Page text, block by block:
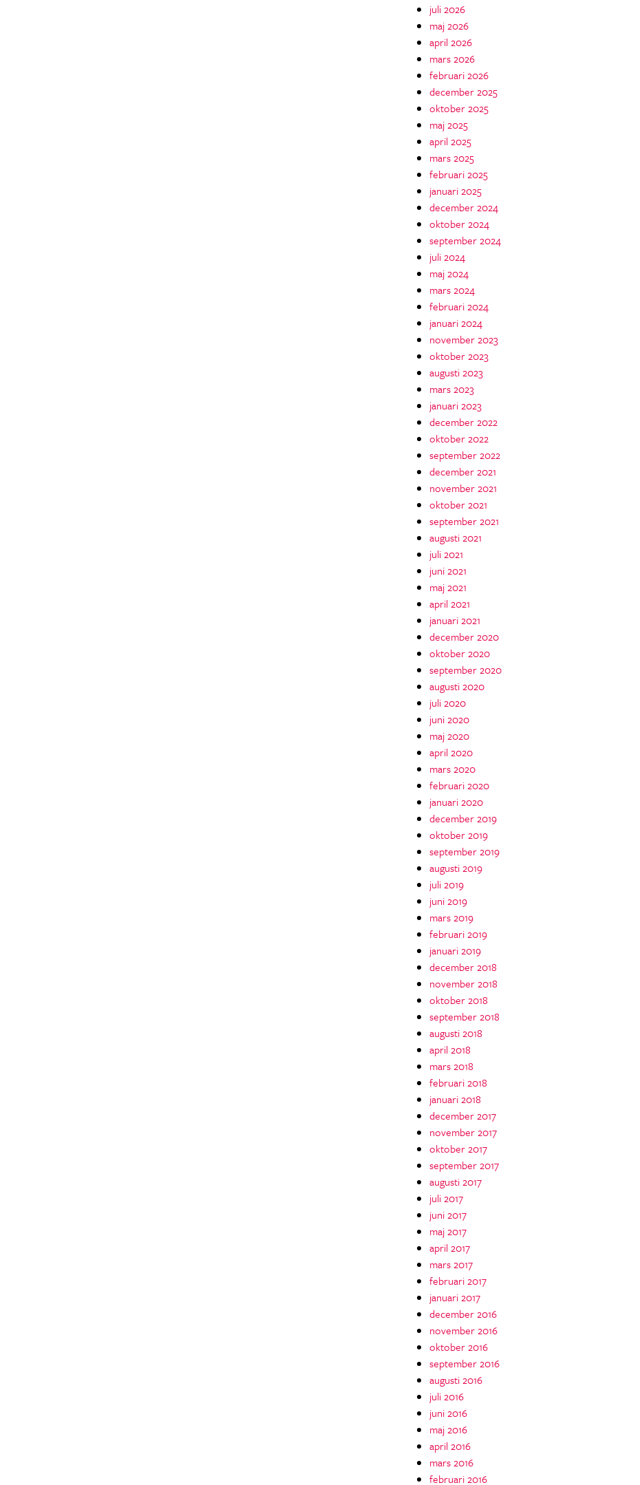
juli 2026
maj 2026
april 2026
mars 2026
februari 2026
december 2025
oktober 2025
maj 2025
april 2025
mars 2025
februari 2025
januari 2025
december 2024
oktober 2024
september 2024
juli 2024
maj 2024
mars 2024
februari 2024
januari 2024
november 2023
oktober 2023
augusti 2023
mars 2023
januari 2023
december 2022
oktober 2022
september 2022
december 2021
november 2021
oktober 2021
september 2021
augusti 2021
juli 2021
juni 2021
maj 2021
april 2021
januari 2021
december 2020
oktober 2020
september 2020
augusti 2020
juli 2020
juni 2020
maj 2020
april 2020
mars 2020
februari 2020
januari 2020
december 2019
oktober 2019
september 2019
augusti 2019
juli 2019
juni 2019
mars 2019
februari 2019
januari 2019
december 2018
november 2018
oktober 2018
september 2018
augusti 2018
april 2018
mars 2018
februari 2018
januari 2018
december 2017
november 2017
oktober 2017
september 2017
augusti 2017
juli 2017
juni 2017
maj 2017
april 2017
mars 2017
februari 2017
januari 2017
december 2016
november 2016
oktober 2016
september 2016
augusti 2016
juli 2016
juni 2016
maj 2016
april 2016
mars 2016
februari 2016